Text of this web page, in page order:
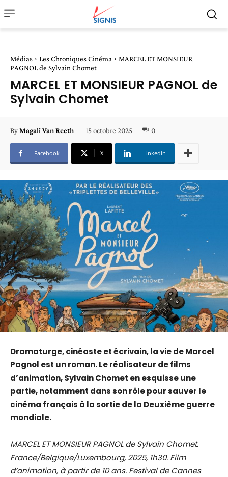
Médias Les Chroniques Cinéma
MARCEL ET MONSIEUR
PAGNOL de Sylvain Chomet
MARCEL ET MONSIEUR PAGNOL de
Sylvain Chomet
ByMagali Van Reeth 15 octobre 2025 0
Facebook X Linkedin
Dramaturge, cinéaste et écrivain, la vie de Marcel
Pagnol est un roman. Le réalisateur de films
d’animation, Sylvain Chomet en esquisse une
partie, notamment dans son rôle pour sauver le
cinéma français à la sortie de la Deuxième guerre
mondiale.
MARCEL ET MONSIEUR PAGNOL de Sylvain Chomet.
France/Belgique/Luxembourg, 2025, 1h30. Film
d’animation, à partir de 10 ans. Festival de Cannes